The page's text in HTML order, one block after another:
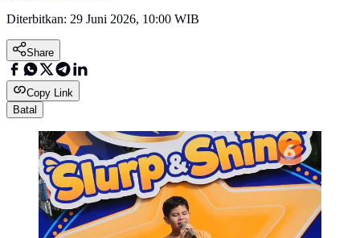
Diterbitkan: 29 Juni 2026, 10:00 WIB
Share
Copy Link
Batal